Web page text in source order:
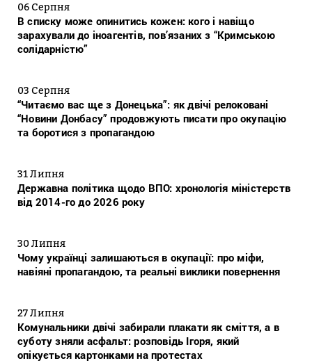
06 Серпня
В списку може опинитись кожен: кого і навіщо
зарахували до іноагентів, пов’язаних з “Кримською
солідарністю”
03 Серпня
“Читаємо вас ще з Донецька”: як двічі релоковані
“Новини Донбасу” продовжують писати про окупацію
та боротися з пропагандою
31 Липня
Державна політика щодо ВПО: хронологія міністерств
від 2014-го до 2026 року
30 Липня
Чому українці залишаються в окупації: про міфи,
навіяні пропагандою, та реальні виклики повернення
27 Липня
Комунальники двічі забирали плакати як сміття, а в
суботу зняли асфальт: розповідь Ігоря, який
опікується картонками на протестах